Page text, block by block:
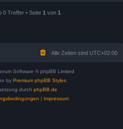
0 Treffer • Seite 1 von 1
Alle Zeiten sind UTC+02:00
Software © phpBB Limited
by Premium phpBB Styles
durch phpBB.de
| Impressum